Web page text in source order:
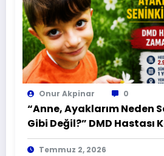
Onur Akpinar 0
“Anne, Ayaklarım Neden
Gibi Değil?” DMD Hastası
Zamana Karşı Yarış
Temmuz 2, 2026